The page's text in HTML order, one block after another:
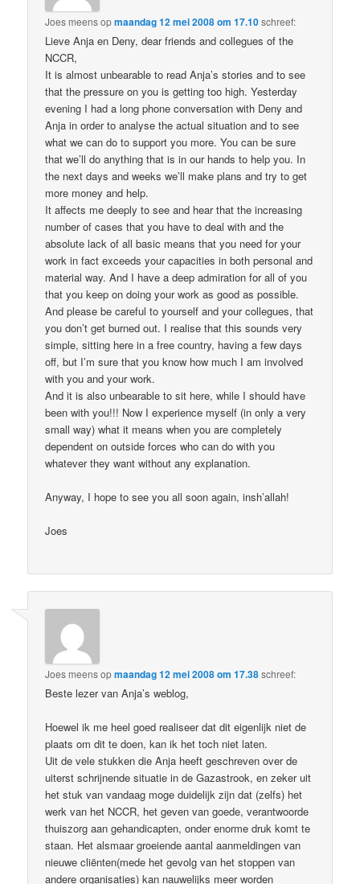
Joes meensopmaandag 12 mei 2008 om 17.10schreef:
Lieve Anja en Deny, dear friends and collegues of the
NCCR,
It is almost unbearable to read Anja’s stories and to see
that the pressure on you is getting too high. Yesterday
evening I had a long phone conversation with Deny and
Anja in order to analyse the actual situation and to see
what we can do to support you more. You can be sure
that we’ll do anything that is in our hands to help you. In
the next days and weeks we’ll make plans and try to get
more money and help.
It affects me deeply to see and hear that the increasing
number of cases that you have to deal with and the
absolute lack of all basic means that you need for your
work in fact exceeds your capacities in both personal and
material way. And I have a deep admiration for all of you
that you keep on doing your work as good as possible.
And please be careful to yourself and your collegues, that
you don’t get burned out. I realise that this sounds very
simple, sitting here in a free country, having a few days
off, but I’m sure that you know how much I am involved
with you and your work.
And it is also unbearable to sit here, while I should have
been with you!!! Now I experience myself (in only a very
small way) what it means when you are completely
dependent on outside forces who can do with you
whatever they want without any explanation.
Anyway, I hope to see you all soon again, insh’allah!
Joes
Joes meensopmaandag 12 mei 2008 om 17.38schreef:
Beste lezer van Anja’s weblog,
Hoewel ik me heel goed realiseer dat dit eigenlijk niet de
plaats om dit te doen, kan ik het toch niet laten.
Uit de vele stukken die Anja heeft geschreven over de
uiterst schrijnende situatie in de Gazastrook, en zeker uit
het stuk van vandaag moge duidelijk zijn dat (zelfs) het
werk van het NCCR, het geven van goede, verantwoorde
thuiszorg aan gehandicapten, onder enorme druk komt te
staan. Het alsmaar groeiende aantal aanmeldingen van
nieuwe cliënten(mede het gevolg van het stoppen van
andere organisaties) kan nauwelijks meer worden